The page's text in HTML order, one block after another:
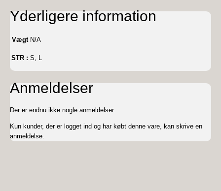
Yderligere information
Vægt N/A
STR : S, L
Anmeldelser
Der er endnu ikke nogle anmeldelser.
Kun kunder, der er logget ind og har købt denne vare, kan skrive en
anmeldelse.